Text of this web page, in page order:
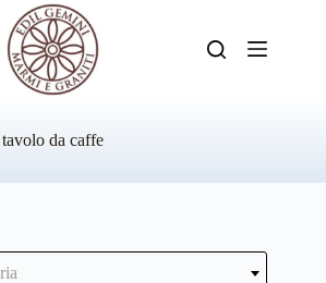
tavolo da caffe